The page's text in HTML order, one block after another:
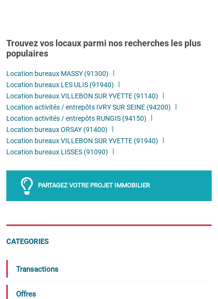
Trouvez vos locaux parmi nos recherches les plus
populaires
Location bureaux MASSY (91300)
Location bureaux LES ULIS (91940)
Location bureaux VILLEBON SUR YVETTE (91140)
Location activités / entrepôts IVRY SUR SEINE (94200)
Location activités / entrepôts RUNGIS (94150)
Location bureaux ORSAY (91400)
Location bureaux VILLEBON SUR YVETTE (91940)
Location bureaux LISSES (91090)
PARTAGEZ VOTRE PROJET IMMOBILIER
CATEGORIES
Transactions
Offres